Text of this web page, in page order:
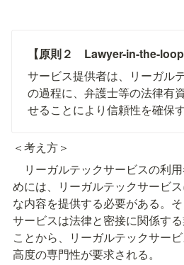
【原則２　Lawyer-in-the-loop
サービス提供者は、リーガル
の過程に、弁護士等の法律有
せることにより信頼性を確保す
＜考え方＞
リーガルテックサービスの利
めには、リーガルテックサービ
な内容を提供する必要がある。
サービスは法律と密接に関係す
ことから、リーガルテックサー
高度の専門性が要求される。